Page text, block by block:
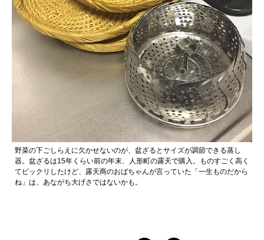
野菜の下ごしらえに欠かせないのが、盆ざるとサイズが調節できる蒸し
器。盆ざるは15年くらい前の年末、人形町の露天で購入。ものすごく高く
てビックリしたけど、露天商のおばちゃんが言っていた「一生ものだから
ね」は、あながち大げさではないかも。